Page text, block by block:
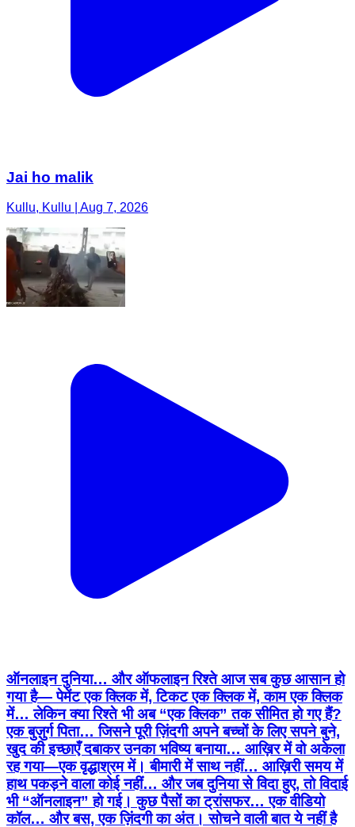
Jai ho malik
Kullu, Kullu | Aug 7, 2026
ऑनलाइन दुनिया… और ऑफलाइन रिश्ते आज सब कुछ आसान हो
गया है— पेमेंट एक क्लिक में, टिकट एक क्लिक में, काम एक क्लिक
में… लेकिन क्या रिश्ते भी अब “एक क्लिक” तक सीमित हो गए हैं?
एक बुज़ुर्ग पिता… जिसने पूरी ज़िंदगी अपने बच्चों के लिए सपने बुने,
खुद की इच्छाएँ दबाकर उनका भविष्य बनाया… आख़िर में वो अकेला
रह गया—एक वृद्धाश्रम में। बीमारी में साथ नहीं… आख़िरी समय में
हाथ पकड़ने वाला कोई नहीं… और जब दुनिया से विदा हुए, तो विदाई
भी “ऑनलाइन” हो गई। कुछ पैसों का ट्रांसफर… एक वीडियो
कॉल… और बस, एक ज़िंदगी का अंत। सोचने वाली बात ये नहीं है